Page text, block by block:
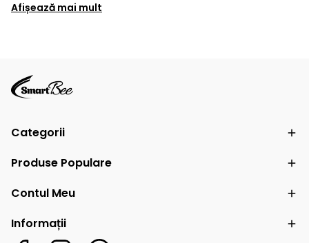
Afișează mai mult
Categorii
Produse Populare
Contul Meu
Informații